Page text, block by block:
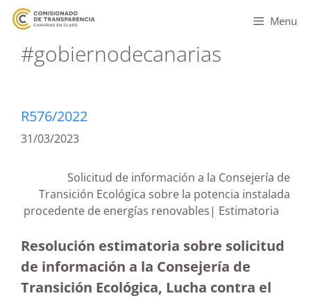
Menu
#gobiernodecanarias
R576/2022
31/03/2023
Solicitud de información a la Consejería de
Transición Ecológica sobre la potencia instalada
procedente de energías renovables| Estimatoria
Resolución estimatoria sobre solicitud
de información a la Consejería de
Transición Ecológica, Lucha contra el